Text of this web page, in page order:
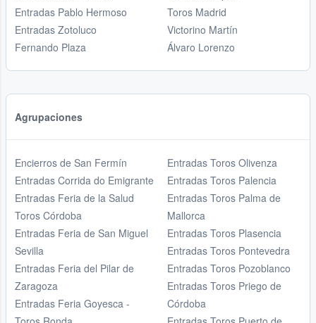
Entradas Pablo Hermoso
Entradas Zotoluco
Fernando Plaza
Toros Madrid
Victorino Martín
Álvaro Lorenzo
Agrupaciones
Encierros de San Fermín
Entradas Corrida do Emigrante
Entradas Feria de la Salud
Toros Córdoba
Entradas Feria de San Miguel
Sevilla
Entradas Feria del Pilar de
Zaragoza
Entradas Feria Goyesca -
Entradas Toros Olivenza
Entradas Toros Palencia
Entradas Toros Palma de
Mallorca
Entradas Toros Plasencia
Entradas Toros Pontevedra
Entradas Toros Pozoblanco
Entradas Toros Priego de
Córdoba